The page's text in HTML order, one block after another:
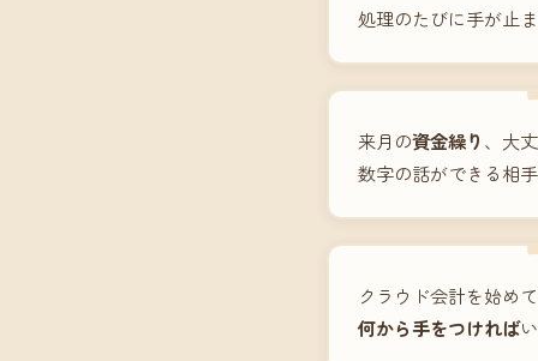
処理のたびに手が止
来月の資金繰り 、大
数字の話ができる相
クラウド会計を始め
何から手をつければ